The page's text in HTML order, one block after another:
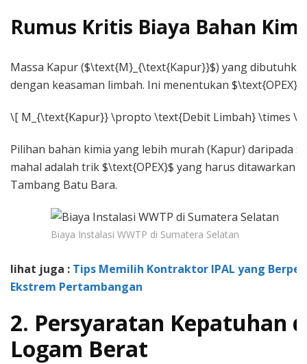
Rumus Kritis Biaya Bahan
Massa Kapur ($\text{M}_{\text{Kapur}}$) yang
dengan keasaman limbah. Ini menentukan
\[ M_{\text{Kapur}} \propto \text{Debit Limbah} \times
Pilihan bahan kimia yang lebih murah (Kapur) daripada
mahal adalah trik $\text{OPEX}$ yang harus ditawarkan
Tambang Batu Bara.
Biaya Instalasi WWTP di Sumatera Selatan
lihat juga : Tips Memilih Kontraktor IPAL yang
Ekstrem Pertambangan
2. Persyaratan Kepatuhan
Logam Berat